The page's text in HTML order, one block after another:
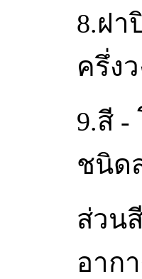
8.ฝา
ครึ่ง
9.สี -
ชนิด
ส่วน
อาก